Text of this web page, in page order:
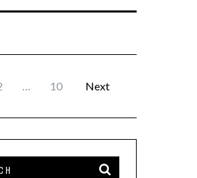
… 10 Next